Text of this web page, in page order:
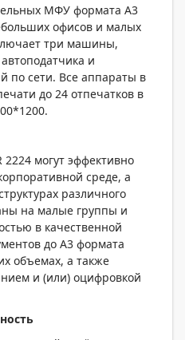
МФУ формата А3
офисов и малых
три машины,
и
по сети. Все аппараты в
до 24 отпечатков в
могут эффективно
среде, а
различного
на малые группы и
в качественной
до А3 формата
объемах, а также
и (или) оцифровкой